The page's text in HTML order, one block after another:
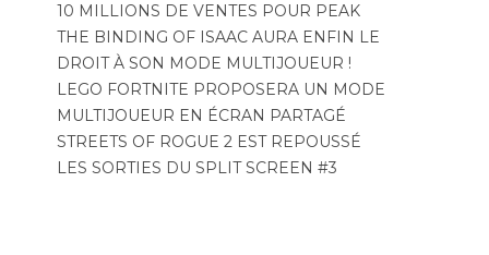
10 MILLIONS DE VENTES POUR PEAK
THE BINDING OF ISAAC AURA ENFIN LE
DROIT À SON MODE MULTIJOUEUR !
LEGO FORTNITE PROPOSERA UN MODE
MULTIJOUEUR EN ÉCRAN PARTAGÉ
STREETS OF ROGUE 2 EST REPOUSSÉ
LES SORTIES DU SPLIT SCREEN #3